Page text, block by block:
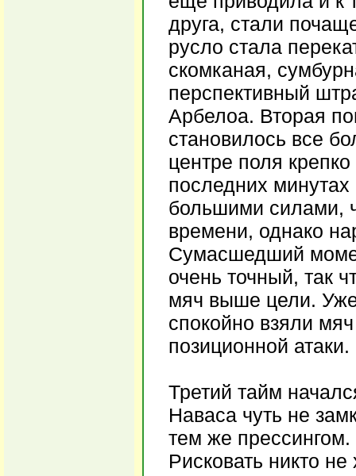
друга, стали
русло стала
скомканая,
перспективный
Арбелоа. Вторая
становилось все
центре поля
последних
большими силами,
времени, однако
Сумасшедший
очень точный, так
мяч выше цели.
спокойно взяли
позиционной атаки.
Третий тайм
Наваса чуть не
тем же
Рисковать никто